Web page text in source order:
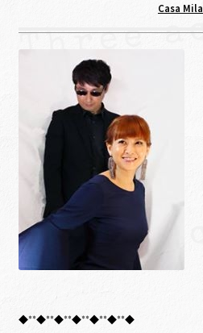
Casa Mila
◆**◆**◆**◆**◆**◆**◆